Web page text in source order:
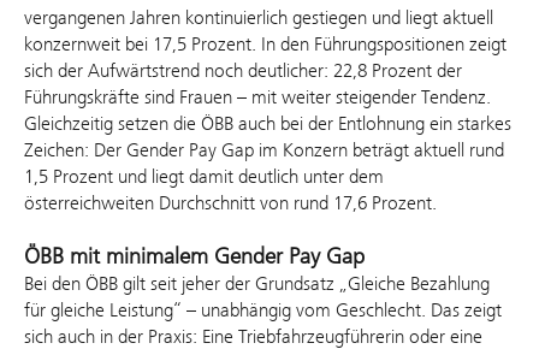
vergangenen Jahren kontinuierlich gestiegen und liegt aktuell
konzernweit bei 17,5 Prozent. In den Führungspositionen zeigt
sich der Aufwärtstrend noch deutlicher: 22,8 Prozent der
Führungskräfte sind Frauen – mit weiter steigender Tendenz.
Gleichzeitig setzen die ÖBB auch bei der Entlohnung ein starkes
Zeichen: Der Gender Pay Gap im Konzern beträgt aktuell rund
1,5 Prozent und liegt damit deutlich unter dem
österreichweiten Durchschnitt von rund 17,6 Prozent.
ÖBB mit minimalem Gender Pay Gap
Bei den ÖBB gilt seit jeher der Grundsatz „Gleiche Bezahlung
für gleiche Leistung“ – unabhängig vom Geschlecht. Das zeigt
sich auch in der Praxis: Eine Triebfahrzeugführerin oder eine